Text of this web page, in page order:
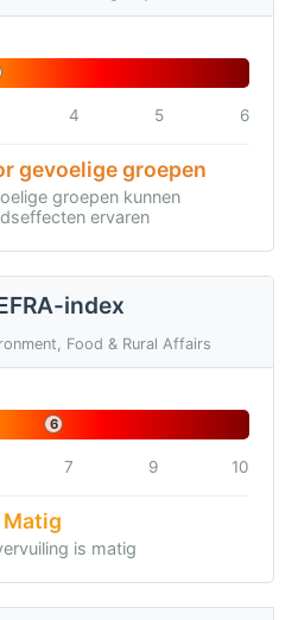
4 5 6
gevoelige groepen
groepen kunnen
ervaren
index
Food & Rural Affairs
6
7 9 10
Matig
is matig